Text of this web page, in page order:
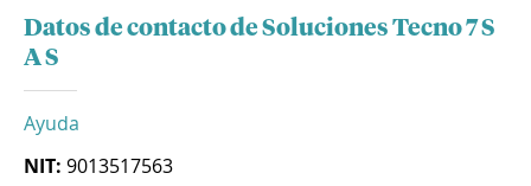
Datos de contacto de Soluciones Tecno 7 S
A S
Ayuda
NIT: 9013517563